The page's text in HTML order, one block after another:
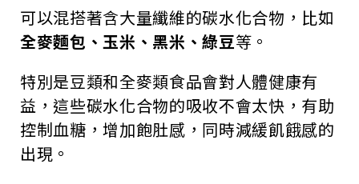
可以混搭著含大量纖維的碳水化合物，比如
全麥麵包、玉米、黑米、綠豆等。
特別是豆類和全麥類食品會對人體健康有
益，這些碳水化合物的吸收不會太快，有助
控制血糖，增加飽肚感，同時減緩飢餓感的
出現。